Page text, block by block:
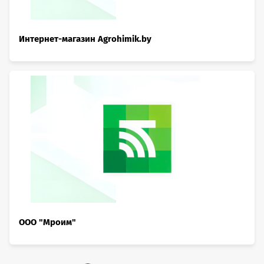
Интернет-магазин Agrohimik.by
OOO "Мроим"